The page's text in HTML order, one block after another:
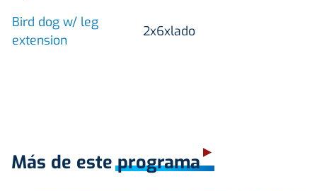
Bird dog w/ leg
extension
2x6xlado
Más de este programa